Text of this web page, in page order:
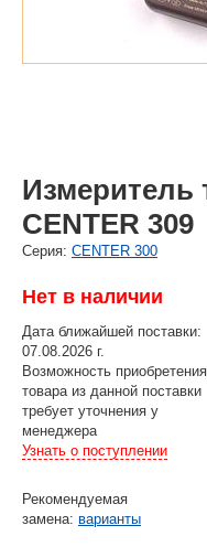
Измеритель
CENTER 309
Cерия: CENTER 300
Нет в наличии
Дата ближайшей поставки:
07.08.2026 г.
Возможность приобретения
товара из данной поставки
требует уточнения у
менеджера
Узнать о поступлении
Рекомендуемая
замена: варианты